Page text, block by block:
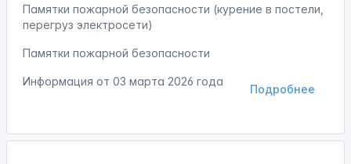
Памятки пожарной безопасности (курение в постели,
перегруз электросети)
Памятки пожарной безопасности
Подробнее
Информация от 03 марта 2026 года